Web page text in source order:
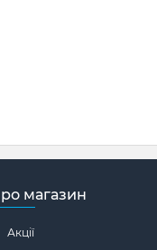
магазин
Акції